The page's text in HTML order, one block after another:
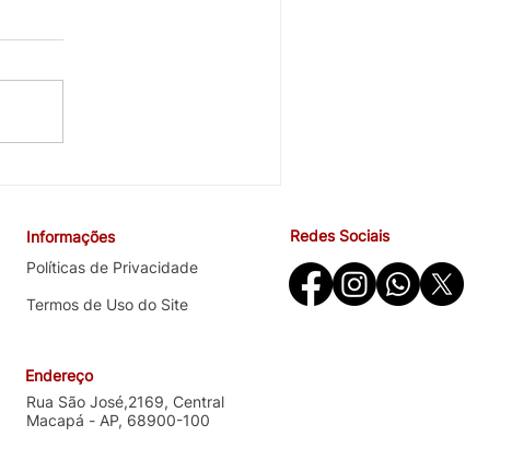
com o Santander
Informações
Políticas de Privacidade
Termos de Uso do Site
Redes Sociais
Endereço
Rua São José,2169, Central
Macapá - AP, 68900-100